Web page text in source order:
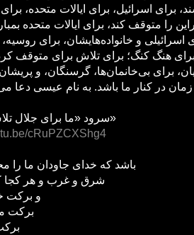
برای اسرائیل، برای ایالات متحده،
را متوقف کند، برای ایالات متحده
و خانواده‌هایشان، برای روسیه،
برای هنگ کنگ؛ برای تلاش برای متوقف
برای بی‌خانمان‌ها، گرسنگان، و
در کنار ما باشد. به نام عیسی دعا
سرود «ما برای جلال تلاش می‌کنیم»
cRuPZCXShg4
باشد که خدای جاودان ما را
شرق و غرب و هر کجا
و برکت
برکت